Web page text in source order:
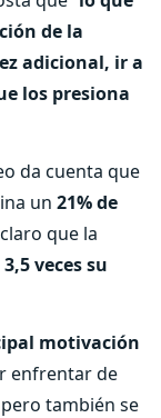
de la
adicional, ir a
los presiona
da cuenta que
un 21% de
que la
veces su
motivación
enfrentar de
también se